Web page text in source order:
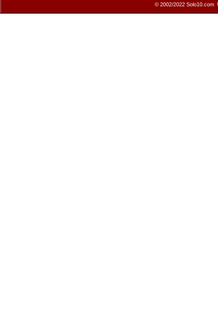
© 2002/2022 Solo10.com